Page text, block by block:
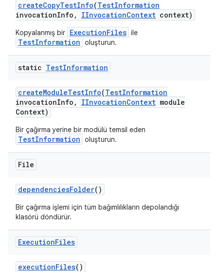
createCopyTestInfo(TestInformation
invocationInfo , IInvocationContext context)
Kopyalanmış bir ExecutionFiles ile
TestInformation oluşturun.
static TestInformation
createModuleTestInfo(TestInformation
invocationInfo , IInvocationContext module
Context)
Bir çağırma yerine bir modülü temsil eden
TestInformation oluşturun.
File
dependenciesFolder()
Bir çağırma işlemi için tüm bağımlılıkların depolandığı
klasörü döndürür.
ExecutionFiles
executionFiles()